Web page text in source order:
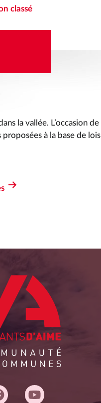
classé
la vallée. L’occasion
à la base de